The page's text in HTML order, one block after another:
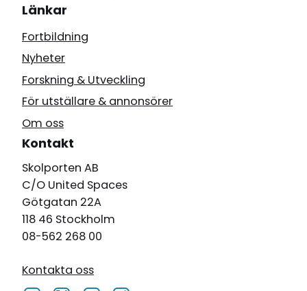
Länkar
Fortbildning
Nyheter
Forskning & Utveckling
För utställare & annonsörer
Om oss
Kontakt
Skolporten AB
C/O United Spaces
Götgatan 22A
118 46 Stockholm
08-562 268 00
Kontakta oss